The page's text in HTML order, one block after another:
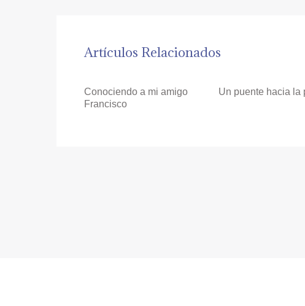
Artículos Relacionados
Conociendo a mi amigo
Francisco
Un puente hacia la